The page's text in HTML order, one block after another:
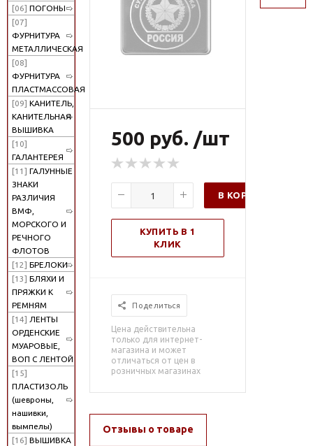
[06] ПОГОНЫ
[07]
ФУРНИТУРА
МЕТАЛЛИЧЕСКАЯ
[08]
ФУРНИТУРА
ПЛАСТМАССОВАЯ
[09] КАНИТЕЛЬ,
КАНИТЕЛЬНАЯ
ВЫШИВКА
[10]
ГАЛАНТЕРЕЯ
[11] ГАЛУННЫЕ
ЗНАКИ
РАЗЛИЧИЯ
ВМФ,
МОРСКОГО И
РЕЧНОГО
ФЛОТОВ
[12] БРЕЛОКИ
[13] БЛЯХИ И
ПРЯЖКИ К
РЕМНЯМ
[14] ЛЕНТЫ
ОРДЕНСКИЕ
МУАРОВЫЕ,
ВОП С ЛЕНТОЙ
[15]
ПЛАСТИЗОЛЬ
(шевроны,
нашивки,
вымпелы)
[16] ВЫШИВКА
500 руб. /шт
В КОРЗИНУ
КУПИТЬ В 1
КЛИК
Поделиться
Цена действительна
только для интернет-
магазина и может
отличаться от цен в
розничных магазинах
Отзывы о товаре